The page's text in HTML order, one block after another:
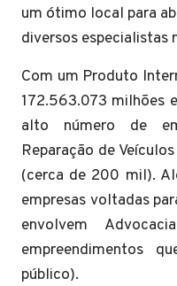
um ótimo local para
diversos especialistas
Com um Produto
172.563.073 milhões
alto número de
Reparação de
(cerca de 200 mil).
empresas voltadas
envolvem
empreendimentos
público).